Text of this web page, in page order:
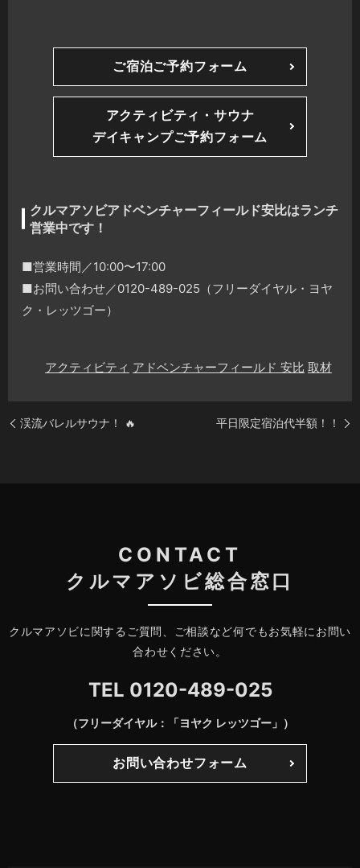
ご宿泊ご予約フォーム
アクティビティ・サウナ
デイキャンプご予約フォーム
クルマアソビアドベンチャーフィールド安比はランチ
営業中です！
■営業時間／10:00〜17:00
■お問い合わせ／0120-489-025（フリーダイヤル・ヨヤ
ク・レッツゴー）
アクティビティ アドベンチャーフィールド 安比 取材
渓流バレルサウナ！ 🔥 平日限定宿泊代半額！！
CONTACT
クルマアソビ総合窓口
クルマアソビに関するご質問、ご相談など何でもお気軽にお問い
合わせください。
TEL 0120-489-025
（フリーダイヤル：「ヨヤク レッツゴー」）
お問い合わせフォーム